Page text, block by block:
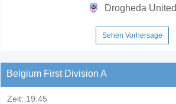
Drogheda United
Sehen Vorhersage
Belgium First Division A
Zeit: 19:45